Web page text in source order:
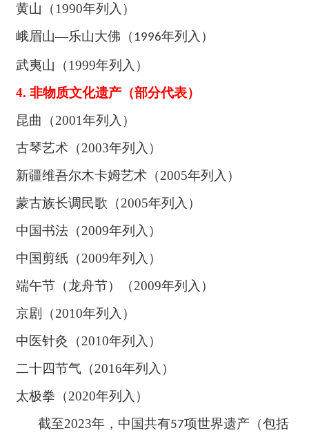
黄山（1990年列入）
峨眉山—乐山大佛（ 1996年列入）
武夷山（1999年列入）
4. 非物质文化遗产（部分代表）
昆曲（2001年列入）
古琴艺术（2003年列入）
新疆维吾尔木卡姆艺术（2005年列入）
蒙古族长调民歌（2005年列入）
中国书法（2009年列入）
中国剪纸（2009年列入）
端午节（龙舟节）（2009年列入）
京剧（2010年列入）
中医针灸（2010年列入）
二十四节气（2016年列入）
太极拳（2020年列入）
截至2023年，中国共有57项世界遗产（包括